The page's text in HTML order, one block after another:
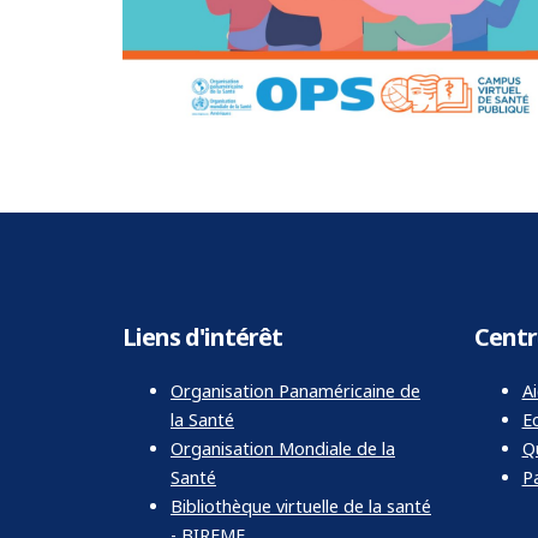
Liens d'intérêt
Organisation Panaméricaine de
la Santé
Organisation Mondiale de la
Santé
Bibliothèque virtuelle de la santé